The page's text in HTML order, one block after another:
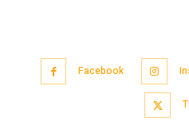
Facebook